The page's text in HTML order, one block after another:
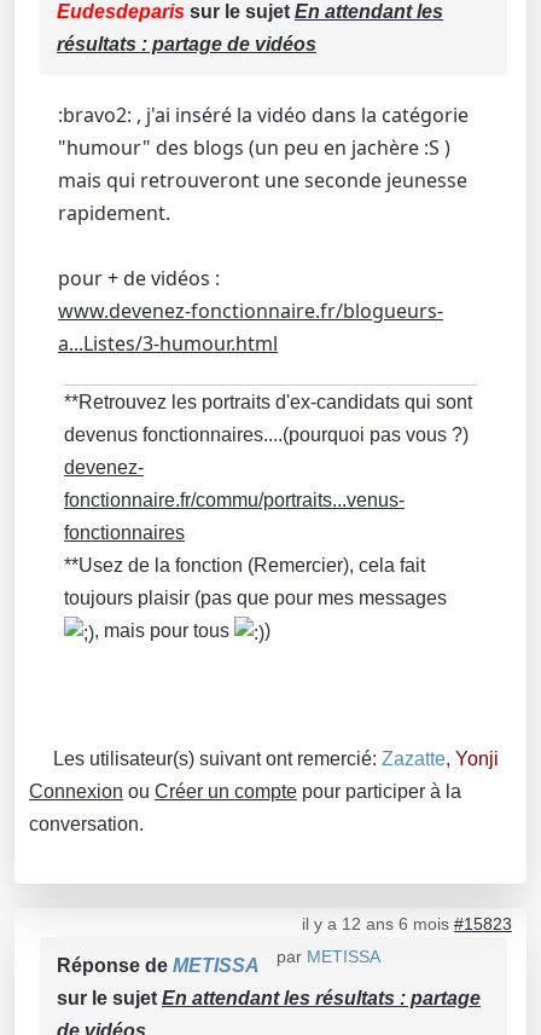
Eudesdeparis sur le sujet En attendant les
résultats : partage de vidéos
:bravo2: , j'ai inséré la vidéo dans la catégorie
"humour" des blogs (un peu en jachère :S )
mais qui retrouveront une seconde jeunesse
rapidement.
pour + de vidéos :
www.devenez-fonctionnaire.fr/blogueurs-
a...Listes/3-humour.html
**Retrouvez les portraits d'ex-candidats qui sont
devenus fonctionnaires....(pourquoi pas vous ?)
devenez-
fonctionnaire.fr/commu/portraits...venus-
fonctionnaires
**Usez de la fonction (Remercier), cela fait
toujours plaisir (pas que pour mes messages
, mais pour tous
)
Les utilisateur(s) suivant ont remercié: Zazatte, Yonji
Connexion ou Créer un compte pour participer à la
conversation.
il y a 12 ans 6 mois #15823
par METISSA
Réponse de METISSA
sur le sujet En attendant les résultats : partage
de vidéos